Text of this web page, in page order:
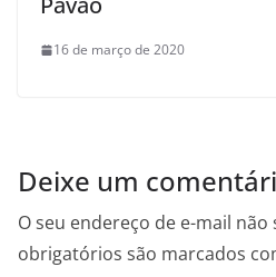
16 de março de 2020
Deixe um
O seu endereço de e-mail
obrigatórios são marcados